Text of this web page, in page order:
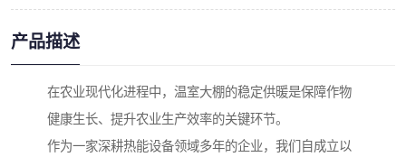
产品描述
在农业现代化进程中，温室大棚的稳定供暖是保障作物
健康生长、提升农业生产效率的关键环节。
作为一家深耕热能设备领域多年的企业，我们自成立以